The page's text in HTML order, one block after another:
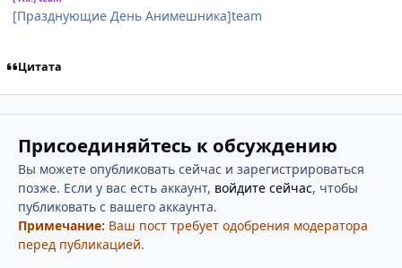
[Празднующие День Анимешника]team
Цитата
Присоединяйтесь к обсуждению
Вы можете опубликовать сейчас и зарегистрироваться
позже. Если у вас есть аккаунт, войдите сейчас, чтобы
публиковать с вашего аккаунта.
Примечание: Ваш пост требует одобрения модератора
перед публикацией.